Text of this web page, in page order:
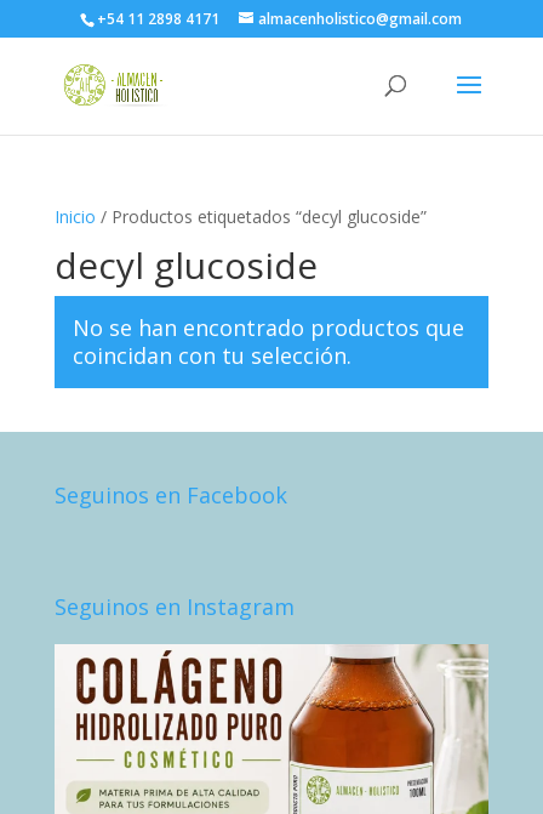
+54 11 2898 4171 almacenholistico@gmail.com
Inicio / Productos etiquetados “decyl glucoside”
decyl glucoside
No se han encontrado productos que
coincidan con tu selección.
Seguinos en Facebook
Seguinos en Instagram